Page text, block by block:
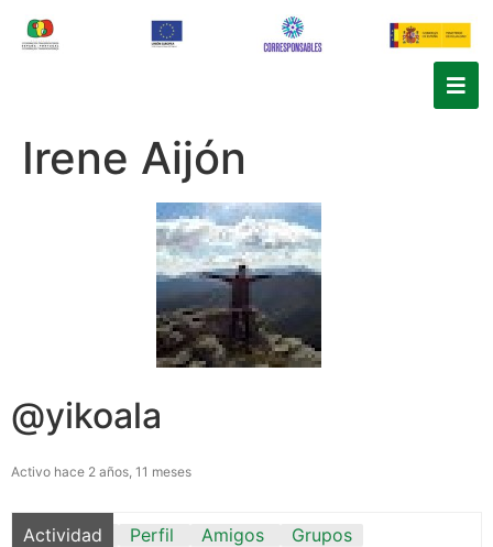
Irene Aijón
@yikoala
Activo hace 2 años, 11 meses
Actividad Perfil Amigos
Grupos